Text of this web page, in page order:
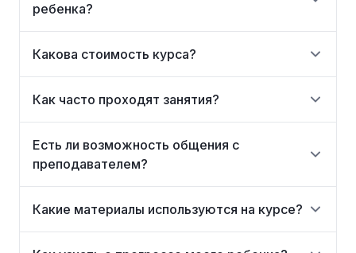
ребенка?
Какова стоимость курса?
Как часто проходят занятия?
Есть ли возможность общения с
преподавателем?
Какие материалы используются на курсе?